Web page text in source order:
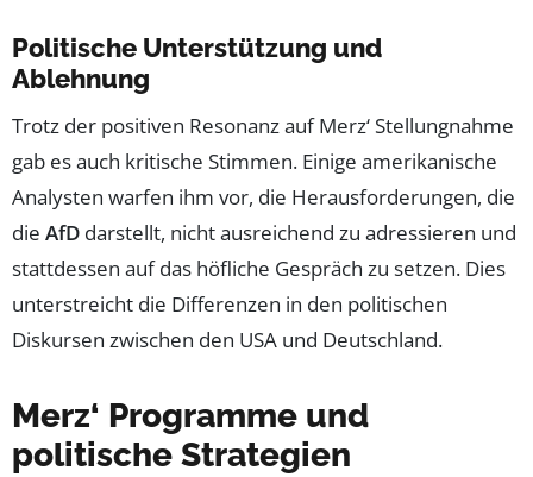
Politische Unterstützung und
Ablehnung
Trotz der positiven Resonanz auf Merz‘ Stellungnahme
gab es auch kritische Stimmen. Einige amerikanische
Analysten warfen ihm vor, die Herausforderungen, die
die AfD darstellt, nicht ausreichend zu adressieren und
stattdessen auf das höfliche Gespräch zu setzen. Dies
unterstreicht die Differenzen in den politischen
Diskursen zwischen den USA und Deutschland.
Merz‘ Programme und
politische Strategien